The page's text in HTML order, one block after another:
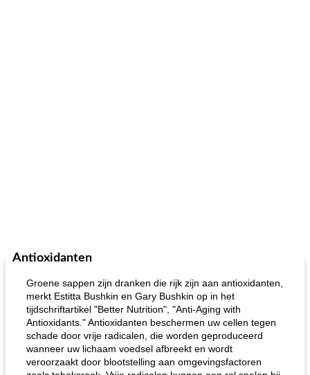
Antioxidanten
Groene sappen zijn dranken die rijk zijn aan antioxidanten,
merkt Estitta Bushkin en Gary Bushkin op in het
tijdschriftartikel "Better Nutrition", "Anti-Aging with
Antioxidants." Antioxidanten beschermen uw cellen tegen
schade door vrije radicalen, die worden geproduceerd
wanneer uw lichaam voedsel afbreekt en wordt
veroorzaakt door blootstelling aan omgevingsfactoren